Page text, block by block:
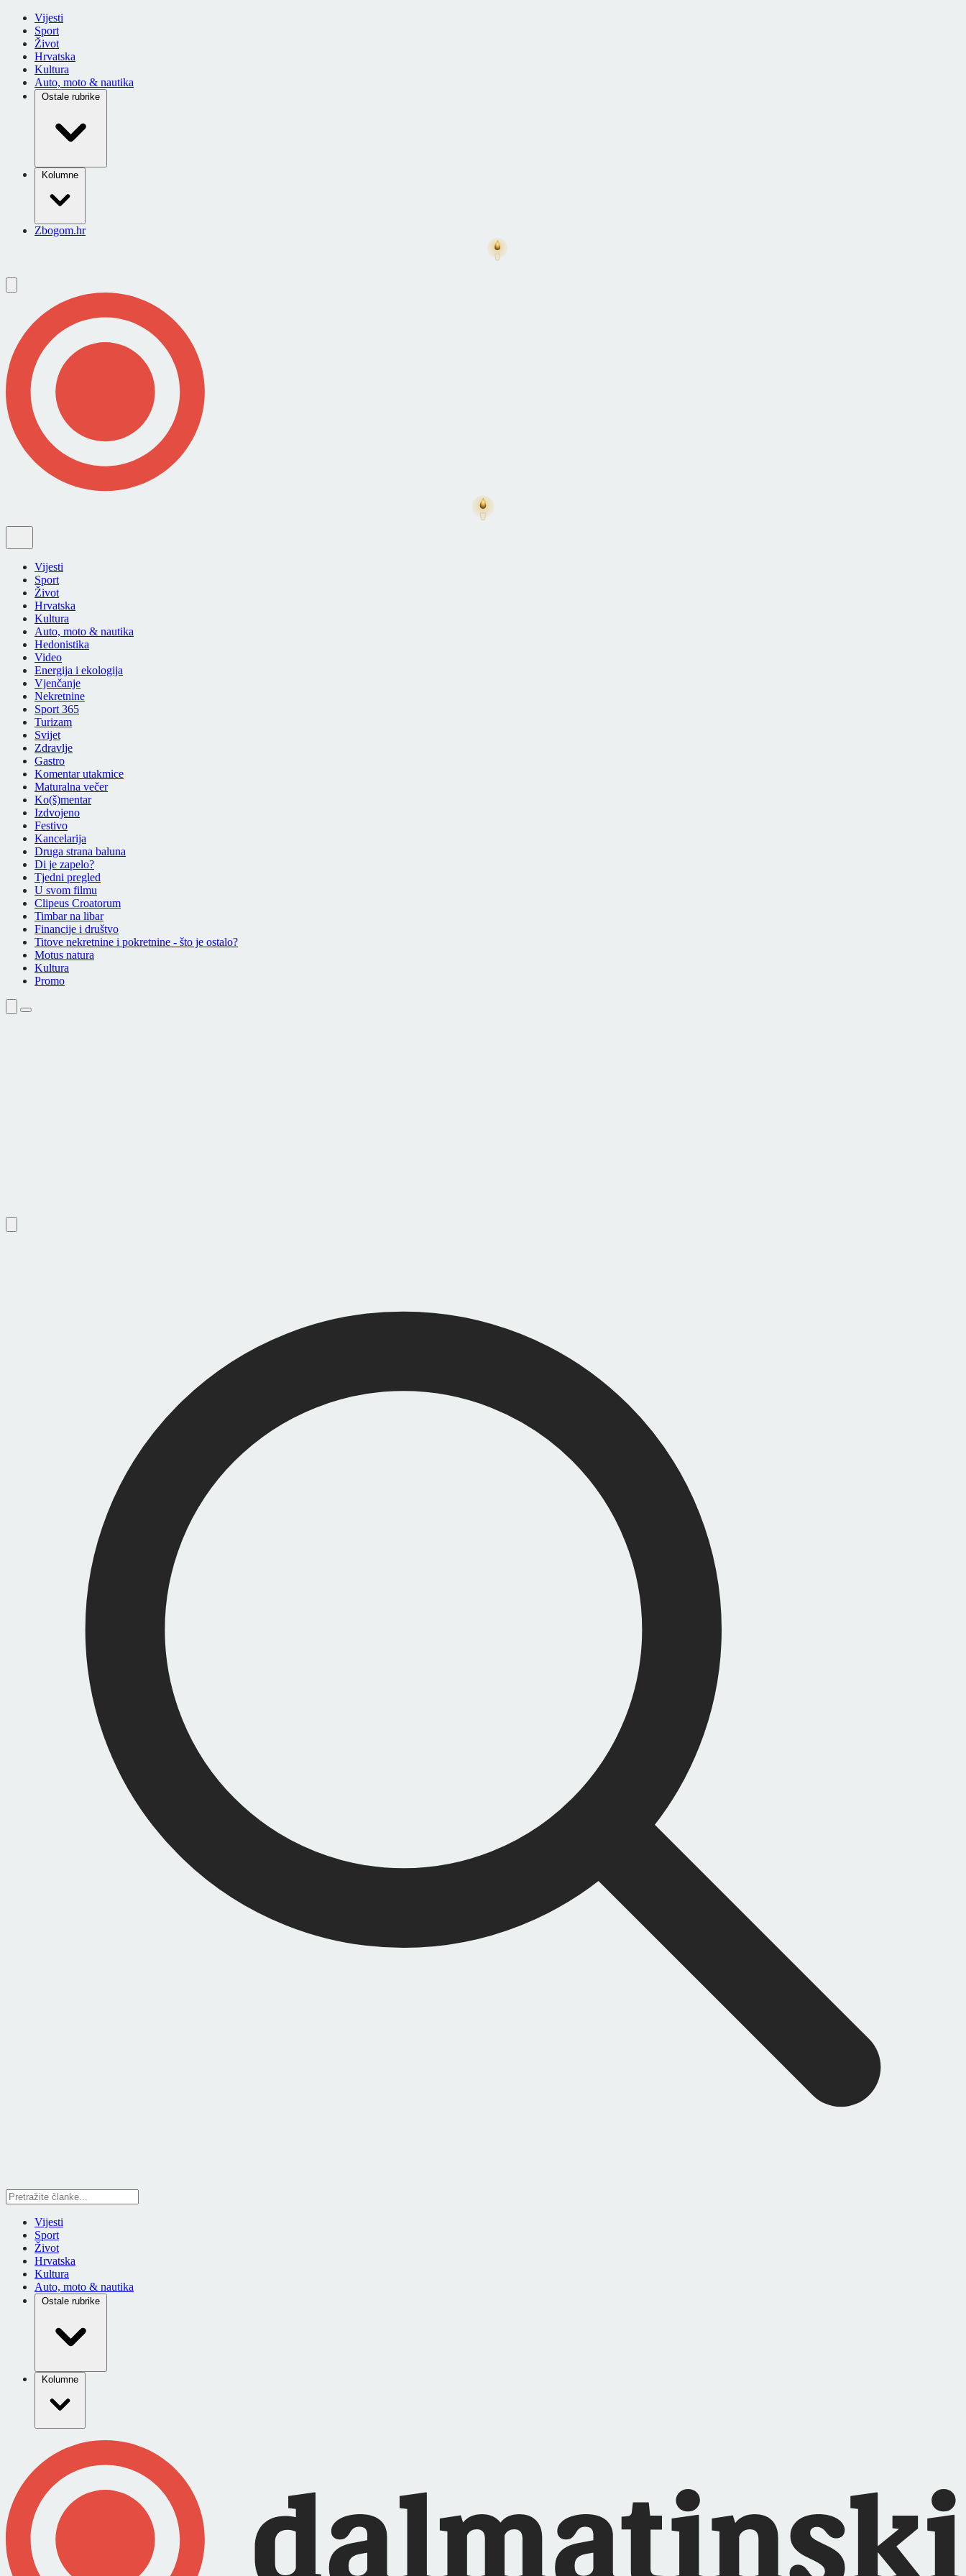
Vijesti
Sport
Život
Hrvatska
Kultura
Auto, moto & nautika
Ostale rubrike
Kolumne
Zbogom.hr
Vijesti
Sport
Život
Hrvatska
Kultura
Auto, moto & nautika
Hedonistika
Video
Energija i ekologija
Vjenčanje
Nekretnine
Sport 365
Turizam
Svijet
Zdravlje
Gastro
Komentar utakmice
Maturalna večer
Ko(š)mentar
Izdvojeno
Festivo
Kancelarija
Druga strana baluna
Di je zapelo?
Tjedni pregled
U svom filmu
Clipeus Croatorum
Timbar na libar
Financije i društvo
Titove nekretnine i pokretnine - što je ostalo?
Motus natura
Kultura
Promo
Vijesti
Sport
Život
Hrvatska
Kultura
Auto, moto & nautika
Ostale rubrike
Kolumne